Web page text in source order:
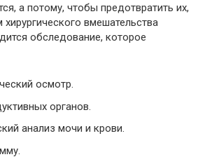
а потому, чтобы предотвратить их,
вмешательства
обследование, которое
осмотр.
органов.
анализ мочи и крови.